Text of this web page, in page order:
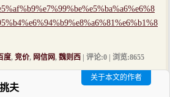
度, 竞价, 网信网, 魏则西 | 评论:0 | 浏览:8655
夫
关于本文的作者